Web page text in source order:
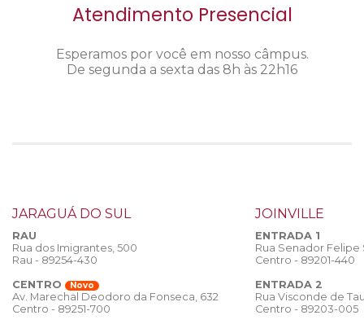
Atendimento Presencial
Esperamos por você em nosso câmpus.
De segunda a sexta das 8h às 22h16
JARAGUÁ DO SUL
RAU
Rua dos Imigrantes, 500
Rau - 89254-430
CENTRO
Novo
Av. Marechal Deodoro da Fonseca, 632
Centro - 89251-700
JOINVILLE
ENTRADA 1
Rua Senador
Centro - 89201-440
ENTRADA 2
Rua Visconde de
Centro - 89203-005